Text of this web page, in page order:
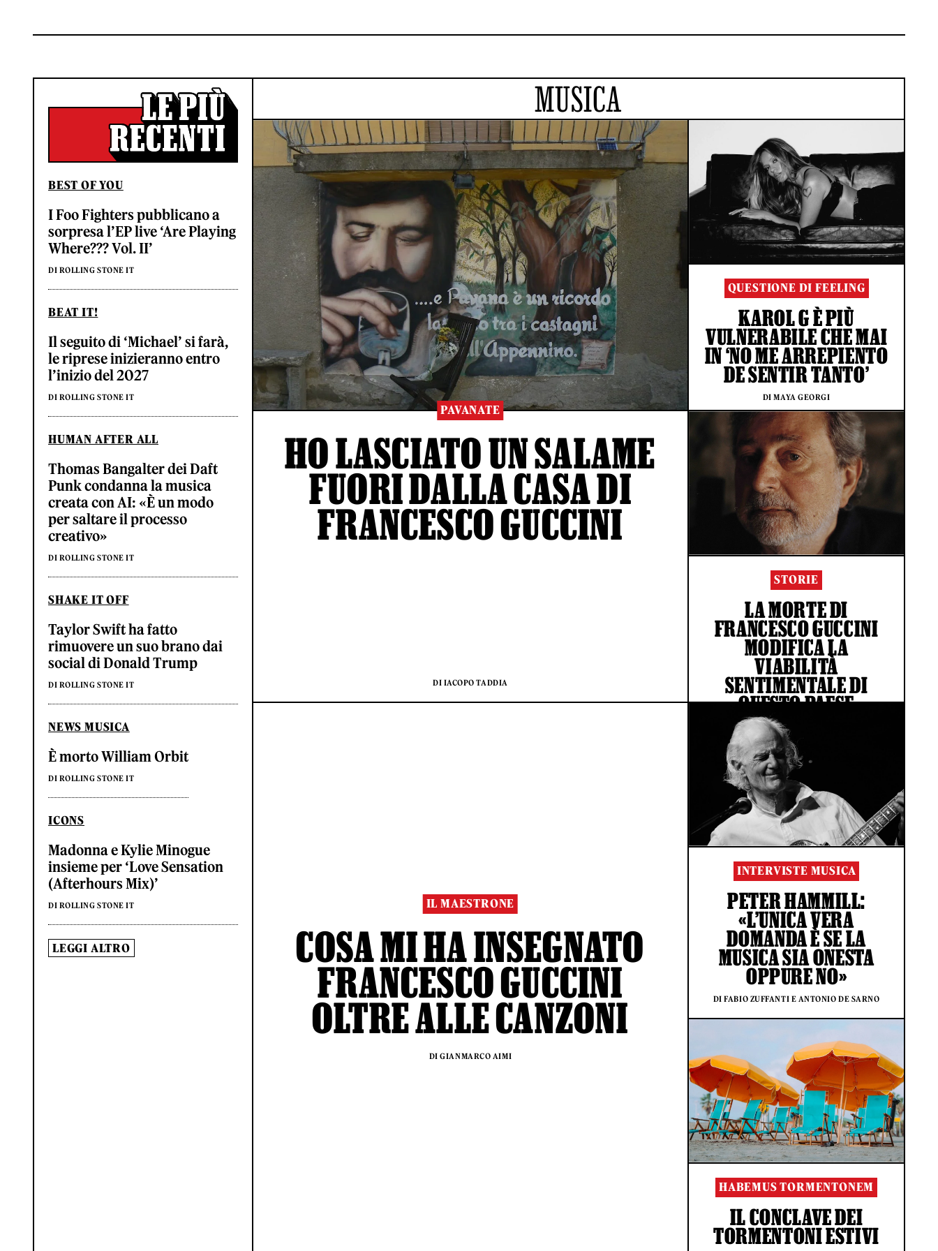
BEST OF YOU
I Foo Fighters pubblicano a
sorpresa l’EP live ‘Are Playing
Where??? Vol. II’
DI ROLLING STONE IT
BEAT IT!
Il seguito di ‘Michael’ si farà,
le riprese inizieranno entro
l’inizio del 2027
DI ROLLING STONE IT
HUMAN AFTER ALL
Thomas Bangalter dei Daft
Punk condanna la musica
creata con AI: «È un modo
per saltare il processo
creativo»
DI ROLLING STONE IT
SHAKE IT OFF
Taylor Swift ha fatto
rimuovere un suo brano dai
social di Donald Trump
DI ROLLING STONE IT
NEWS MUSICA
È morto William Orbit
DI ROLLING STONE IT
ICONS
Madonna e Kylie Minogue
insieme per ‘Love Sensation
(Afterhours Mix)’
DI ROLLING STONE IT
LEGGI ALTRO
MUSICA
PAVANATE
HO LASCIATO UN SALAME
FUORI DALLA CASA DI
FRANCESCO GUCCINI
DI IACOPO TADDIA
QUESTIONE DI FEELING
KAROL G È PIÙ
VULNERABILE CHE MAI
IN ‘NO ME ARREPIENTO
DE SENTIR TANTO’
DI MAYA GEORGI
STORIE
LA MORTE DI
FRANCESCO GUCCINI
MODIFICA LA
VIABILITÀ
SENTIMENTALE DI
QUESTO PAESE
DI GIOVANNI DE STEFANO
IL MAESTRONE
COSA MI HA INSEGNATO
FRANCESCO GUCCINI
OLTRE ALLE CANZONI
DI GIANMARCO AIMI
INTERVISTE MUSICA
PETER HAMMILL:
«L’UNICA VERA
DOMANDA È SE LA
MUSICA SIA ONESTA
OPPURE NO»
DI FABIO ZUFFANTI E ANTONIO DE SARNO
HABEMUS TORMENTONEM
IL CONCLAVE DEI
TORMENTONI ESTIVI